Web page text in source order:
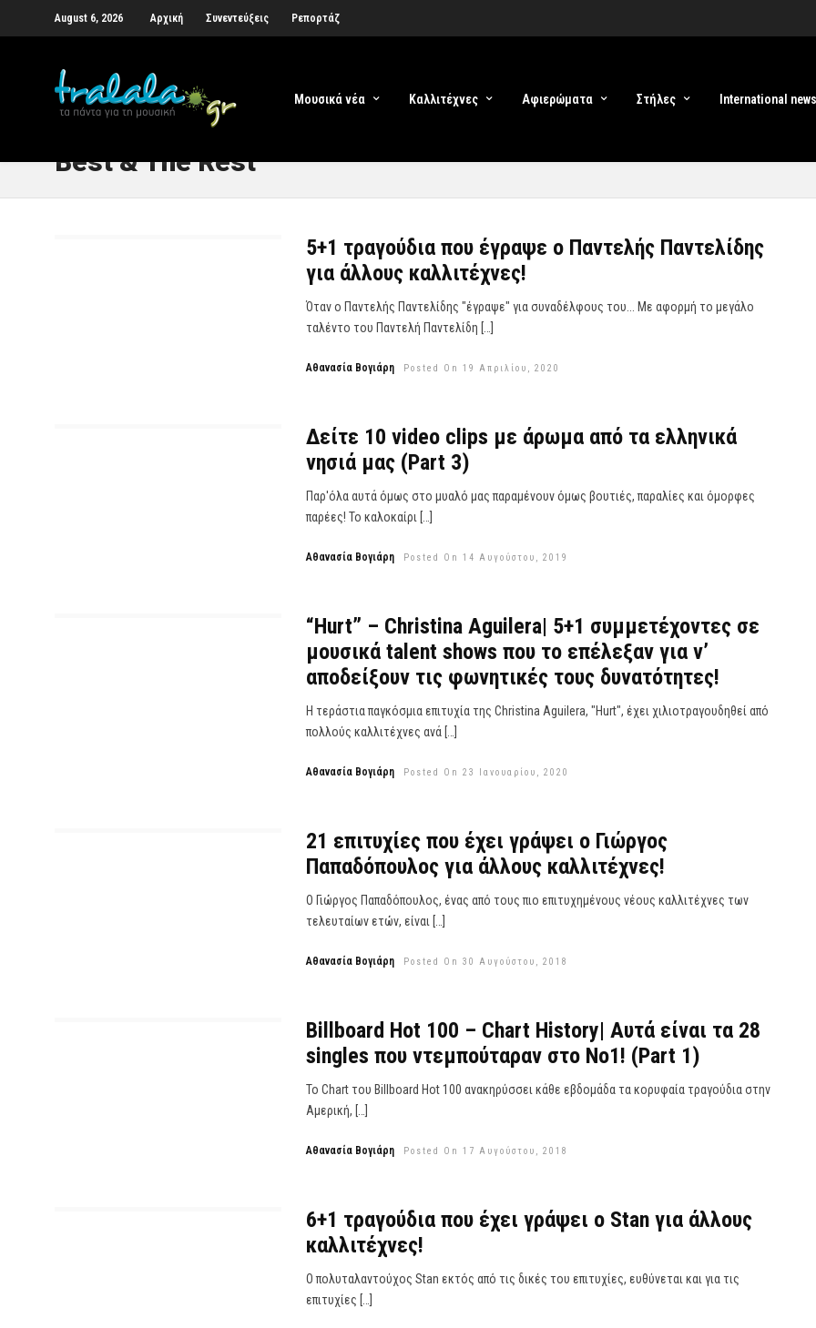
August 6, 2026 Αρχική Συνεντεύξεις Ρεπορτάζ
Μουσικά νέα Καλλιτέχνες Αφιερώματα Στήλες International news
Best & The Rest
5+1 τραγούδια που έγραψε ο Παντελής Παντελίδης
για άλλους καλλιτέχνες!
Όταν ο Παντελής Παντελίδης "έγραψε" για συναδέλφους του... Με αφορμή τo μεγάλο
ταλέντο του Παντελή Παντελίδη […]
Αθανασία Βογιάρη Posted On 19 Απριλίου, 2020
Δείτε 10 video clips με άρωμα από τα ελληνικά
νησιά μας (Part 3)
Παρ'όλα αυτά όμως στο μυαλό μας παραμένουν όμως βουτιές, παραλίες και όμορφες
παρέες! Το καλοκαίρι […]
Αθανασία Βογιάρη Posted On 14 Αυγούστου, 2019
“Hurt” – Christina Aguilera| 5+1 συμμετέχοντες σε
μουσικά talent shows που το επέλεξαν για ν’
αποδείξουν τις φωνητικές τους δυνατότητες!
Η τεράστια παγκόσμια επιτυχία της Christina Aguilera, "Hurt", έχει χιλιοτραγουδηθεί από
πολλούς καλλιτέχνες ανά […]
Αθανασία Βογιάρη Posted On 23 Ιανουαρίου, 2020
21 επιτυχίες που έχει γράψει ο Γιώργος
Παπαδόπουλος για άλλους καλλιτέχνες!
Ο Γιώργος Παπαδόπουλος, ένας από τους πιο επιτυχημένους νέους καλλιτέχνες των
τελευταίων ετών, είναι […]
Αθανασία Βογιάρη Posted On 30 Αυγούστου, 2018
Billboard Hot 100 – Chart History| Αυτά είναι τα 28
singles που ντεμπούταραν στο Νο1! (Part 1)
Το Chart του Billboard Hot 100 ανακηρύσσει κάθε εβδομάδα τα κορυφαία τραγούδια στην
Αμερική, […]
Αθανασία Βογιάρη Posted On 17 Αυγούστου, 2018
6+1 τραγούδια που έχει γράψει ο Stan για άλλους
καλλιτέχνες!
Ο πολυταλαντούχος Stan εκτός από τις δικές του επιτυχίες, ευθύνεται και για τις
επιτυχίες […]